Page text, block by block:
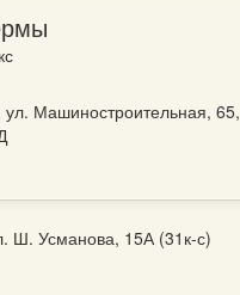
Машиностроительная, 65,
Ш. Усманова, 15А (31к-с)